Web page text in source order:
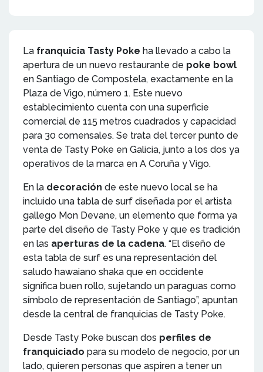
La franquicia Tasty Poke ha llevado a cabo la
apertura de un nuevo restaurante de poke bowl
en Santiago de Compostela, exactamente en la
Plaza de Vigo, número 1. Este nuevo
establecimiento cuenta con una superficie
comercial de 115 metros cuadrados y capacidad
para 30 comensales. Se trata del tercer punto de
venta de Tasty Poke en Galicia, junto a los dos ya
operativos de la marca en A Coruña y Vigo.
En la decoración de este nuevo local se ha
incluido una tabla de surf diseñada por el artista
gallego Mon Devane, un elemento que forma ya
parte del diseño de Tasty Poke y que es tradición
en las aperturas de la cadena. “El diseño de
esta tabla de surf es una representación del
saludo hawaiano shaka que en occidente
significa buen rollo, sujetando un paraguas como
símbolo de representación de Santiago”, apuntan
desde la central de franquicias de Tasty Poke.
Desde Tasty Poke buscan dos perfiles de
franquiciado para su modelo de negocio, por un
lado, quieren personas que aspiren a tener un